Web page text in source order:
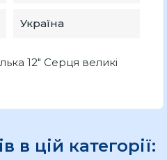
Україна
12" Серця великі
в цій категорії: